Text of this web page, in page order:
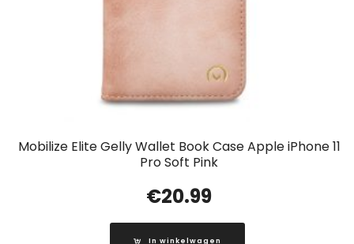
Mobilize Elite Gelly Wallet Book Case Apple iPhone 11
Pro Soft Pink
€20.99
In winkelwagen